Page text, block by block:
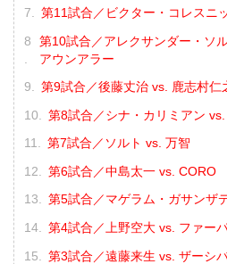
第11試合／ビクター・コレスニ
第10試合／アレクサンダー・ソ
アウンアラー
第9試合／後藤丈治 vs. 鹿志村仁
第8試合／シナ・カリミアン
第7試合／ソルト vs. 万智
第6試合／中島太一 vs. CORO
第5試合／マゲラム・ガサンザ
第4試合／上野空大 vs. ファー
第3試合／遠藤来生 vs. ザーシ